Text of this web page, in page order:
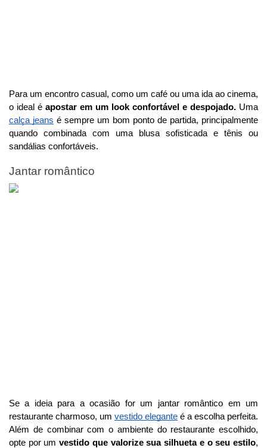
Para um encontro casual, como um café ou uma ida ao cinema,
o ideal é apostar em um look confortável e despojado. Uma
calça jeans é sempre um bom ponto de partida, principalmente
quando combinada com uma blusa sofisticada e tênis ou
sandálias confortáveis.
Jantar romântico
Se a ideia para a ocasião for um jantar romântico em um
restaurante charmoso, um vestido elegante é a escolha perfeita.
Além de combinar com o ambiente do restaurante escolhido,
opte por umvestido que valorize sua silhueta e o seu estilo,